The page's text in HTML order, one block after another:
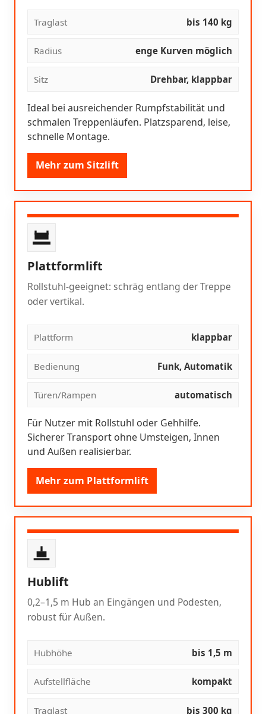
Traglast bis 140 kg
Radius enge Kurven möglich
Sitz Drehbar, klappbar
Ideal bei ausreichender Rumpfstabilität und
schmalen Treppenläufen. Platzsparend, leise,
schnelle Montage.
Mehr zum Sitzlift
Plattformlift
Rollstuhl-geeignet: schräg entlang der Treppe
oder vertikal.
Plattform klappbar
Bedienung Funk, Automatik
Türen/Rampen automatisch
Für Nutzer mit Rollstuhl oder Gehhilfe.
Sicherer Transport ohne Umsteigen, Innen
und Außen realisierbar.
Mehr zum Plattformlift
Hublift
0,2–1,5 m Hub an Eingängen und Podesten,
robust für Außen.
Hubhöhe bis 1,5 m
Aufstellfläche kompakt
Traglast bis 300 kg